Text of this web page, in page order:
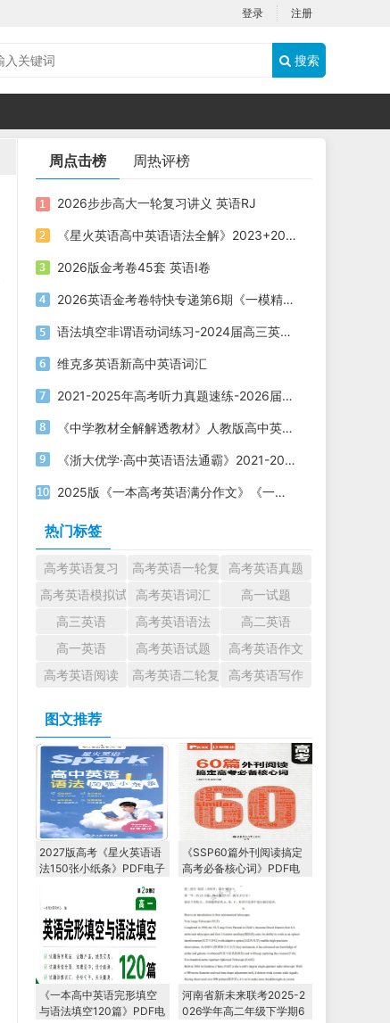
登录 注册
搜索
周点击榜 周热评榜
2026步步高大一轮复习讲义 英语RJ
《星火英语高中英语语法全解》2023+2025版 电子版下载打印
2026版金考卷45套 英语I卷
2026英语金考卷特快专递第6期《一模精选卷》PDF电子版下载
语法填空非谓语动词练习-2024届高三英语二轮复习
维克多英语新高中英语词汇
2021-2025年高考听力真题速练-2026届高考英语专题复习
《中学教材全解解透教材》人教版高中英语必修第一二三册电子版下载
《浙大优学·高中英语语法通霸》2021-2025版 电子版打印下载
2025版《一本高考英语满分作文》《一本高考英语写作满分素材》电子版下载打印
热门标签
高考英语复习 高考英语一轮复习高考英语真题
高考英语模拟试题高考英语词汇
高一试题
高三英语
高考英语语法
高二英语
高一英语
高考英语试题
高考英语作文
高考英语阅读
高考英语二轮复习高考英语写作
图文推荐
2027版高考《星火英语语
法150张小纸条》PDF电子
《SSP60篇外刊阅读搞定
高考必备核心词》PDF电
子版下载
《一本高中英语完形填空
与语法填空120篇》PDF电
河南省新未来联考2025-2
026学年高二年级下学期6